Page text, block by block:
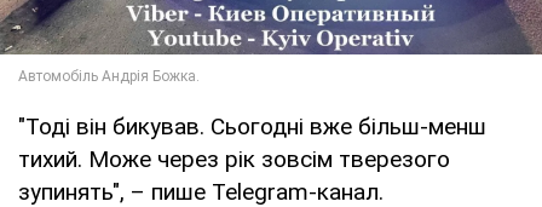
"Тоді він бикував. Сьогодні вже більш-менш
тихий. Може через рік зовсім тверезого
зупинять", – пише Telegram-канал.